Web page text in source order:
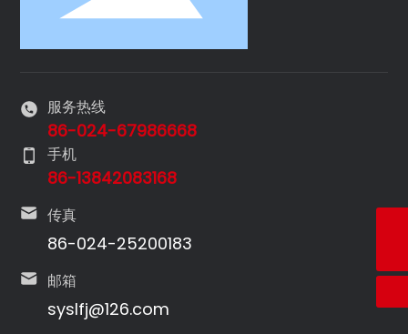
服务热线
86-024-67986668
手机
86-13842083168
传真
86-024-25200183
邮箱
syslfj@126.com